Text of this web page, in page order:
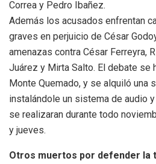
Correa y Pedro Ibañez.
Además los acusados enfrentan
graves en perjuicio de César
amenazas contra César Ferreyra,
Juárez y Mirta Salto. El debate se
Monte Quemado, y se alquiló una
instalándole un sistema de audio
se realizaran durante todo
y jueves.
Otros muertos por defender la